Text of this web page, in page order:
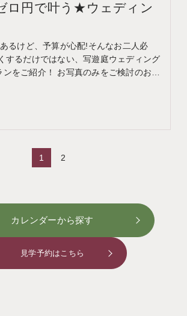
ロ円で叶う★ウェディン
るけど、予算が心配!そんなお二人必
するだけではない、写遊庭ウェディング
をご紹介！ お写真のみをご検討のお客
ィング相談会へ このフェアに含まれる
ア特典 特典内容 WEBサイトよりフェア
き、ご来館いただいた方限定でエンゲ
1 2
カレンダーから探す
見学予約はこちら